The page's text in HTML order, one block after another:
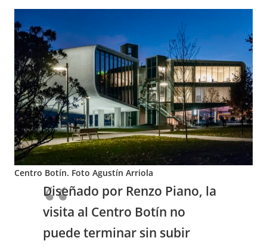
Centro Botín. Foto Agustín Arriola
Diseñado por Renzo Piano, la
visita al Centro Botín no
puede terminar sin subir